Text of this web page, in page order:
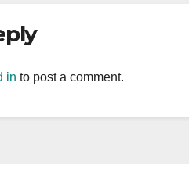
in to post a comment.